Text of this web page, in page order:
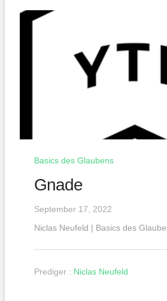
Basics des Glaubens
Gnade
September 17, 2022
Niclas Neufeld | Basics des
Prediger : Niclas Neufeld